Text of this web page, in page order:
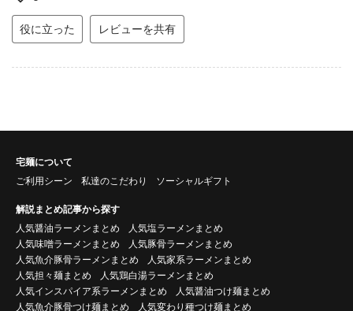
役に立った レビューを共有
宅麺について
ご利用シーン
私達のこだわり ソーシャルギフト
解説まとめ記事から探す
人気醤油ラーメンまとめ
人気塩ラーメンまとめ
人気味噌ラーメンまとめ
人気豚骨ラーメンまとめ
人気魚介豚骨ラーメンまとめ
人気家系ラーメンまとめ
人気担々麺まとめ
人気鶏白湯ラーメンまとめ
人気インスパイア系ラーメンまとめ
人気醤油つけ麺まとめ
人気魚介豚骨つけ麺まとめ
人気変わり種つけ麺まとめ